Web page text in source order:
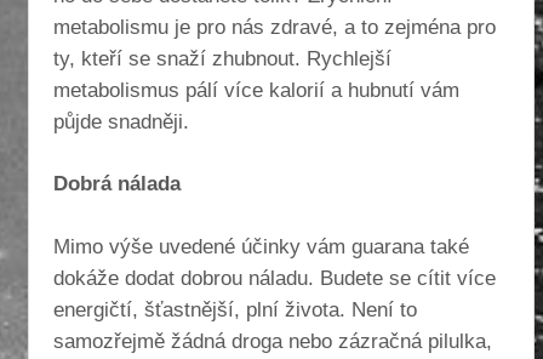
metabolismu je pro nás zdravé, a to zejména pro
ty, kteří se snaží zhubnout. Rychlejší
metabolismus pálí více kalorií a hubnutí vám
půjde snadněji.
Dobrá nálada
Mimo výše uvedené účinky vám guarana také
dokáže dodat dobrou náladu. Budete se cítit více
energičtí, šťastnější, plní života. Není to
samozřejmě žádná droga nebo zázračná pilulka,